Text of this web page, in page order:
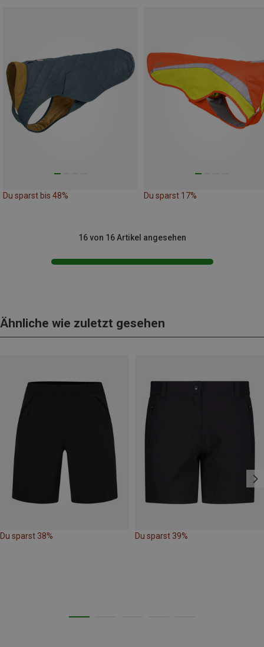
Du sparst bis 48% Du sparst 17%
16 von 16 Artikel angesehen
Ähnliche wie zuletzt gesehen
Du sparst 38% Du sparst 39%